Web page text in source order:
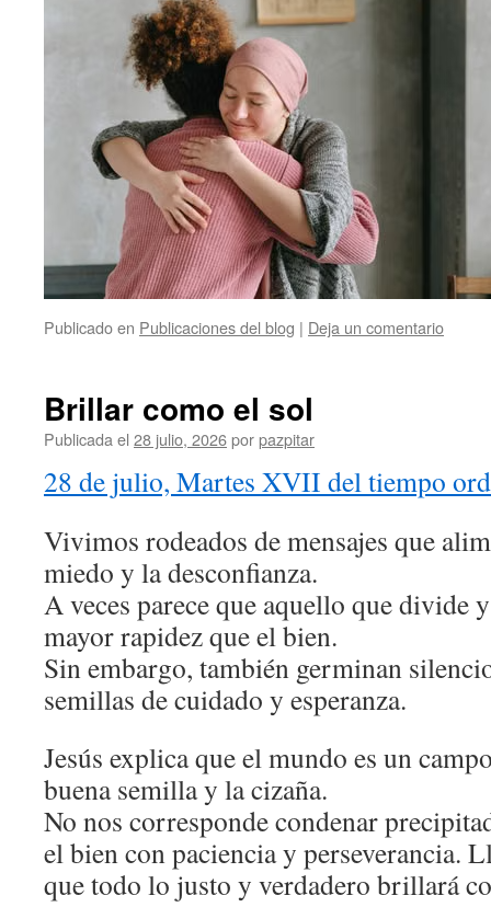
Publicado en Publicaciones del blog | Deja un comentario
Brillar como el sol
Publicada el 28 julio, 2026porpazpitar
28 de julio, Martes XVII del tiempo
Vivimos rodeados de mensajes que
miedo y la desconfianza.
A veces parece que aquello que divide
mayor rapidez que el bien.
Sin embargo, también germinan
semillas de cuidado y esperanza.
Jesús explica que el mundo es un
buena semilla y la cizaña.
No nos corresponde condenar
el bien con paciencia y perseverancia.
que todo lo justo y verdadero brillará